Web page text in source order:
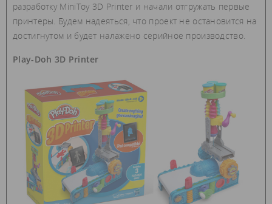
разработку MiniToy 3D Printer и начали отгружать первые
принтеры. Будем надеяться, что проект не остановится на
достигнутом и будет налажено серийное производство.
Play-Doh 3D Printer